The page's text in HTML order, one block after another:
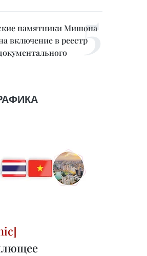
памятники Мишона
включение в реестр